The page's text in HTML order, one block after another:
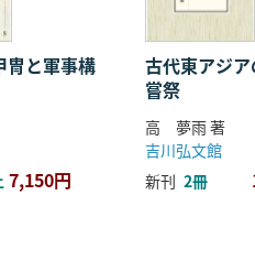
冑と軍事構
7,150円
古代東アジ
嘗祭
高 夢雨 著
吉川弘文館
新刊 2冊